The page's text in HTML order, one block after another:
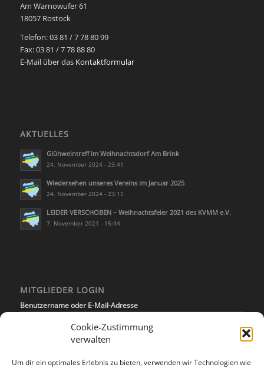
Cookie-Zustimmung
verwalten
Um dir ein optimales Erlebnis zu bieten, verwenden wir Technologien wie
Am Warnowufer 61
18057 Rostock
Telefon: 03 81 / 7 78 80 99
Fax: 03 81 / 7 78 88 80
E-Mail über das Kontaktformular
AKTUELLES
Glühweintreff im Weihnachtsdorf Am Brink
24. November 2024 - 23:41
Wiedersehen unseres Vereins im Januar 2025
24. November 2024 - 23:15
LEIDER VERSCHOBEN – Weihnachtsfeier 2021 des KVMM e.V.
7. November 2021 - 15:44
MITGLIEDER LOGIN
Benutzername oder E-Mail-Adresse